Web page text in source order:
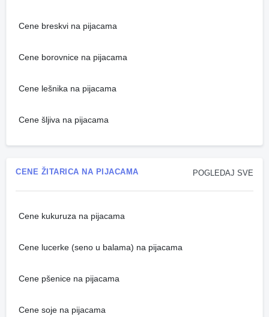
Cene breskvi na pijacama
Cene borovnice na pijacama
Cene lešnika na pijacama
Cene šljiva na pijacama
POGLEDAJ SVE
CENE ŽITARICA NA PIJACAMA
Cene kukuruza na pijacama
Cene lucerke (seno u balama) na pijacama
Cene pšenice na pijacama
Cene soje na pijacama